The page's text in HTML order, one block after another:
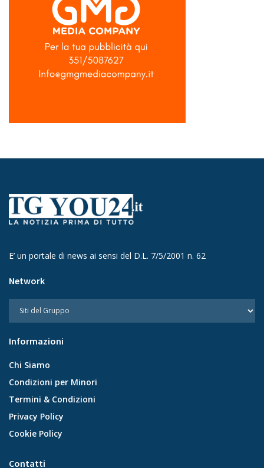
E’ un portale di news ai sensi del D.L. 7/5/2001 n. 62
Network
Informazioni
Chi Siamo
Condizioni per Minori
Termini & Condizioni
Privacy Policy
Cookie Policy
Contatti